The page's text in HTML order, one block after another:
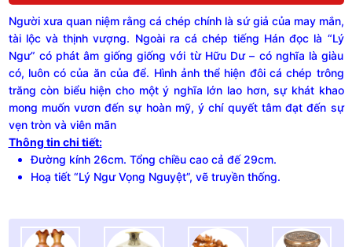
Người xưa quan niệm rằng cá chép chính là sứ giả của may mắn,
tài lộc và thịnh vượng. Ngoài ra cá chép tiếng Hán đọc là “Lý
Ngư” có phát âm giống giống với từ Hữu Dư – có nghĩa là giàu
có, luôn có của ăn của để. Hình ảnh thể hiện đôi cá chép trông
trăng còn biểu hiện cho một ý nghĩa lớn lao hơn, sự khát khao
mong muốn vươn đến sự hoàn mỹ, ý chí quyết tâm đạt đến sự
vẹn tròn và viên mãn
Thông tin chi tiết:
Đường kính 26cm. Tổng chiều cao cả đế 29cm.
Hoạ tiết “Lý Ngư Vọng Nguyệt”, vẽ truyền thống.
Ngư
Vọng
Nguyệt",
vẽ
truyền
thống,
đường
kính
26cm
quantity